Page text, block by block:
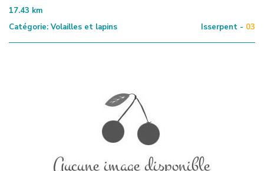
17.43 km
Catégorie: Volailles et lapins Isserpent - 03